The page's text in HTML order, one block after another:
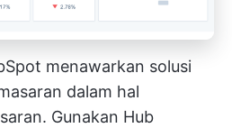
menawarkan solusi
dalam hal
Gunakan Hub